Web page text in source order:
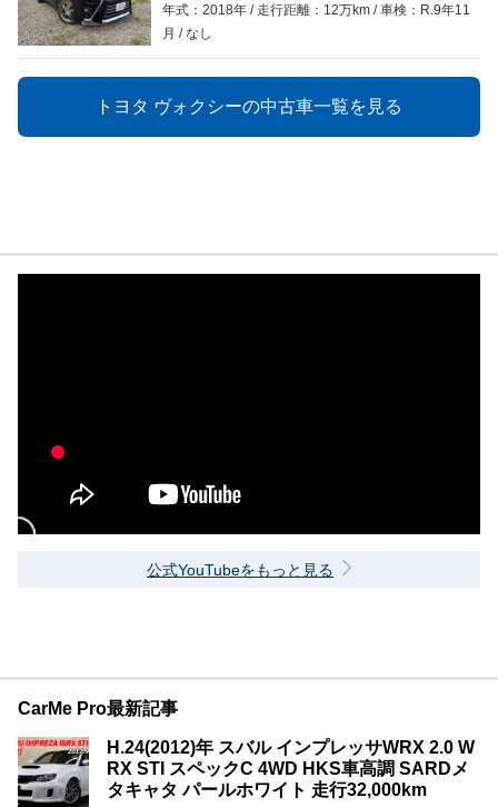
年式：2018年
走行距離：12万km
車検：R.9年11
月
なし
トヨタ ヴォクシーの中古車一覧を見る
公式YouTubeをもっと見る
CarMe Pro最新記事
H.24(2012)年 スバル インプレッサWRX 2.0 W
RX STI スペックC 4WD HKS車高調 SARDメ
タキャタ パールホワイト 走行32,000km